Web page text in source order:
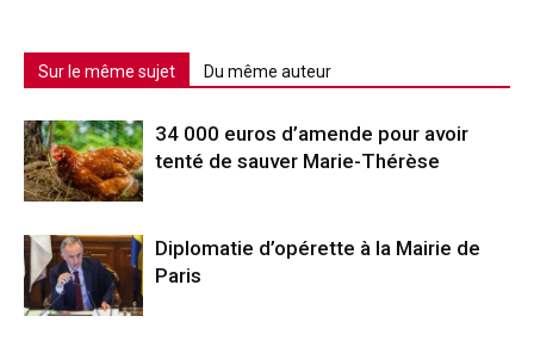
Sur le même sujet Du même auteur
34 000 euros d’amende pour avoir
tenté de sauver Marie-Thérèse
Diplomatie d’opérette à la Mairie de
Paris